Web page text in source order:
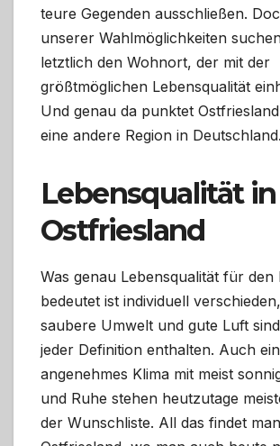
teure Gegenden ausschließen.
unserer Wahlmöglichkeiten
letztlich den Wohnort, der mit der
größtmöglichen Lebensqualität
Und genau da punktet
eine andere Region in Deutschland.
Lebensqualität in
Ostfriesland
Was genau Lebensqualität für den
bedeutet ist individuell
saubere Umwelt und gute Luft
jeder Definition enthalten. Auch ein
angenehmes Klima mit meist
und Ruhe stehen heutzutage
der Wunschliste. All das findet